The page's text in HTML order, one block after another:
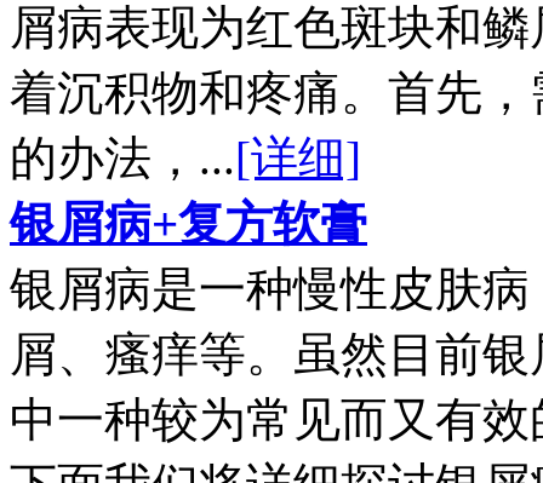
屑病表现为红色斑块和
着沉积物和疼痛。首先
的办法，...[详细]
银屑病+复方软膏
银屑病是一种慢性皮肤
屑、瘙痒等。虽然目前
中一种较为常见而又有